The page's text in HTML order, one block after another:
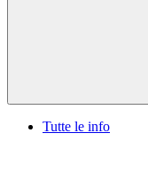
Tutte le info